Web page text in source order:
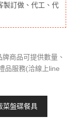
製訂做、代工、代
商品可提供數量、
品服務(洽線上line
菜盤碟餐具